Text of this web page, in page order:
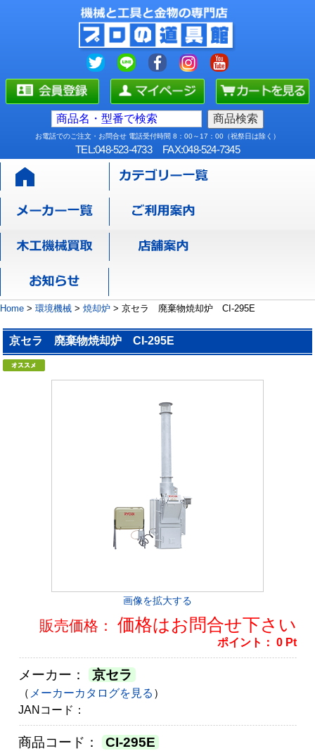
お電話でのご注文・お問合せ 電話受付時間 8：00～17：00（祝祭日は除く）
TEL:048-523-4733 FAX:048-524-7345
Home > 環境機械 > 焼却炉 > 京セラ 廃棄物焼却炉 CI-295E
京セラ 廃棄物焼却炉 CI-295E
画像を拡大する
販売価格： 価格はお問合せ下さい
ポイント： 0Pt
メーカー： 京セラ
（ メーカーカタログを見る ）
JANコード：
商品コード： CI-295E